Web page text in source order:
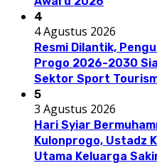
4
4 Agustus 2026
Resmi Dilantik,
Progo 2026-2030
Sektor Sport
5
3 Agustus 2026
Hari Syiar
Kulonprogo, Ustadz
Utama Keluarga